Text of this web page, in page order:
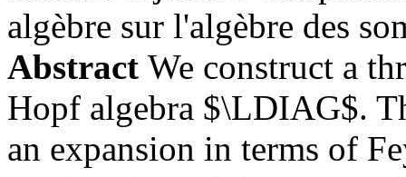
algèbre sur l'algèbre des
Abstract We construct a
Hopf algebra $\LDIAG$.
an expansion in terms of